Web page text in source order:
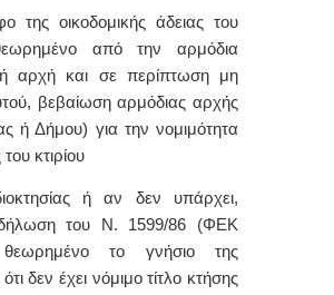
της οικοδομικής άδειας του
από την αρμόδια
αρχή και σε περίπτωση μη
βεβαίωση αρμόδιας αρχής
ή Δήμου) για την νομιμότητα
κτιρίου
ή αν δεν υπάρχει,
του Ν. 1599/86 (ΦΕΚ
το γνήσιο της
δεν έχει νόμιμο τίτλο κτήσης